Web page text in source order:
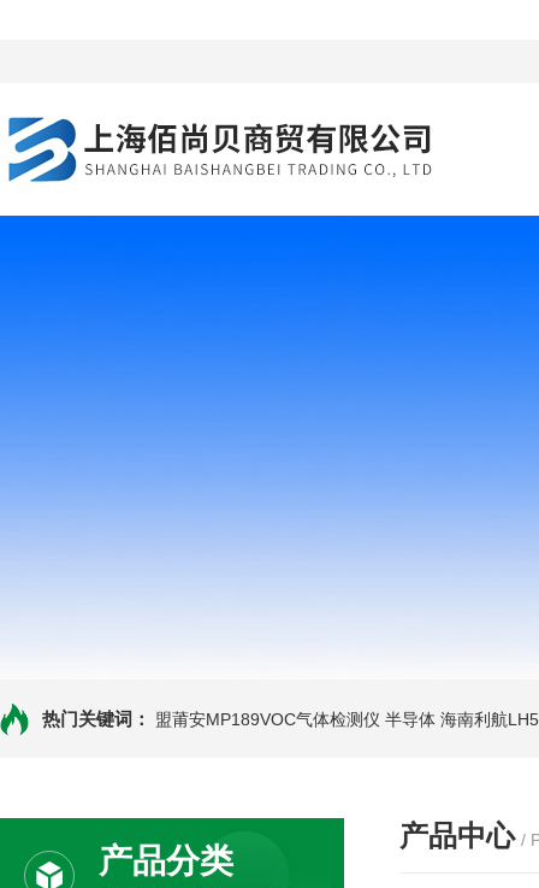
热门关键词： 盟莆安MP189VOC气体检测仪 半导体 海南利航
产品分类
产品中心 /